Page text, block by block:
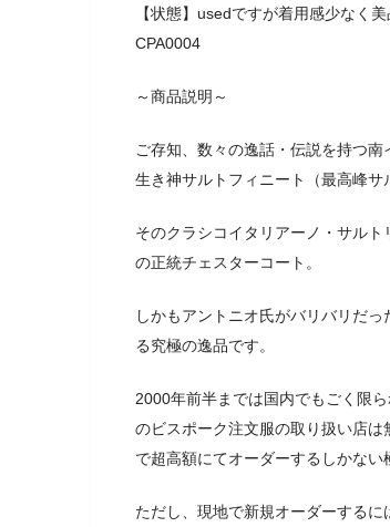
【状態】usedですが着用感少なく
CPA0004
～商品説明～
ご存知、数々の逸話・伝説を持つ
生き神サルトフィニート（最高峰サ
そのクラシコイタリアーノ・サル
の正統チェスターコート。
しかもアントニオ氏がバリバリだ
る究極の逸品です。
2000年前半までは国内でもごく限
のビスポーク注文服の取り扱い店
で超高額にてオーダーするしかない
ただし、現地で新規オーダーする